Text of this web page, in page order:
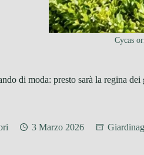
Cycas
di moda: presto sarà la regina dei
3 Marzo 2026